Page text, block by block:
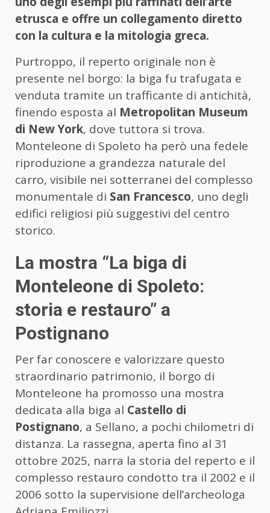
etrusca e offre un collegamento diretto
con la cultura e la mitologia greca.
Purtroppo, il reperto originale non è
presente nel borgo: la biga fu trafugata e
venduta tramite un trafficante di antichità,
finendo esposta al Metropolitan Museum
di New York, dove tuttora si trova.
Monteleone di Spoleto ha però una fedele
riproduzione a grandezza naturale del
carro, visibile nei sotterranei del complesso
monumentale di San Francesco, uno degli
edifici religiosi più suggestivi del centro
storico.
La mostra “La biga di
Monteleone di Spoleto:
storia e restauro” a
Postignano
Per far conoscere e valorizzare questo
straordinario patrimonio, il borgo di
Monteleone ha promosso una mostra
dedicata alla biga al Castello di
Postignano, a Sellano, a pochi chilometri di
distanza. La rassegna, aperta fino al 31
ottobre 2025, narra la storia del reperto e il
complesso restauro condotto tra il 2002 e il
2006 sotto la supervisione dell’archeologa